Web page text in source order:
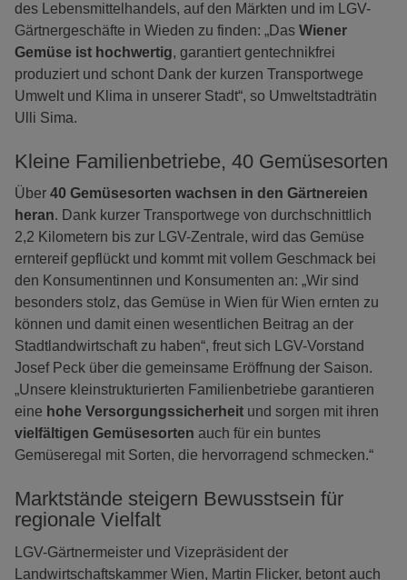
des Lebensmittelhandels, auf den Märkten und im LGV-
Gärtnergeschäfte in Wieden zu finden: „Das Wiener
Gemüse ist hochwertig, garantiert gentechnikfrei
produziert und schont Dank der kurzen Transportwege
Umwelt und Klima in unserer Stadt“, so Umweltstadträtin
Ulli Sima.
Kleine Familienbetriebe, 40 Gemüsesorten
Über 40 Gemüsesorten wachsen in den Gärtnereien
heran. Dank kurzer Transportwege von durchschnittlich
2,2 Kilometern bis zur LGV-Zentrale, wird das Gemüse
erntereif gepflückt und kommt mit vollem Geschmack bei
den Konsumentinnen und Konsumenten an: „Wir sind
besonders stolz, das Gemüse in Wien für Wien ernten zu
können und damit einen wesentlichen Beitrag an der
Stadtlandwirtschaft zu haben“, freut sich LGV-Vorstand
Josef Peck über die gemeinsame Eröffnung der Saison.
„Unsere kleinstrukturierten Familienbetriebe garantieren
eine hohe Versorgungssicherheit und sorgen mit ihren
vielfältigen Gemüsesorten auch für ein buntes
Gemüseregal mit Sorten, die hervorragend schmecken.“
Marktstände steigern Bewusstsein für
regionale Vielfalt
LGV-Gärtnermeister und Vizepräsident der
Landwirtschaftskammer Wien, Martin Flicker, betont auch